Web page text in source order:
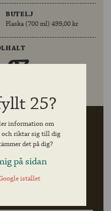
BUTELJ
Flaska (700 ml) 499,00 kr
beställa
Rye
proof
499,00 kr
450
NYHETSBREV
25?
information om
och riktar sig till dig
det på dig?
på sidan
istället